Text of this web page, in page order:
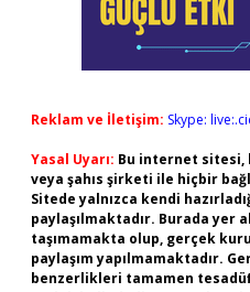
Reklam ve İletişim: Skype:
Yasal Uyarı: Bu internet sitesi,
veya şahıs şirketi ile hiçbir
Sitede yalnızca kendi
paylaşılmaktadır. Burada
taşımamakta olup, gerçek
paylaşım yapılmamaktadır.
benzerlikleri tamamen